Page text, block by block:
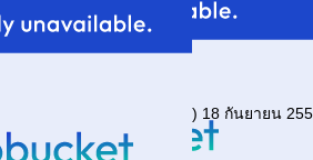
) 18 กันยายน